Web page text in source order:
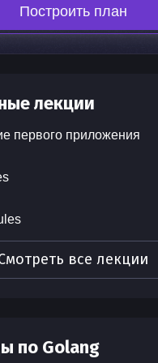
часть карты развития
развития
рублей
Построить план
лекции
первого приложения
все лекции
по Golang